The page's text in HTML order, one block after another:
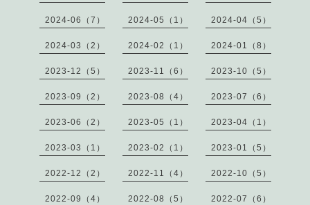
2024-06（7） 2024-05（1） 2024-04（5）
2024-03（2） 2024-02（1） 2024-01（8）
2023-12（5） 2023-11（6） 2023-10（5）
2023-09（2） 2023-08（4） 2023-07（6）
2023-06（2） 2023-05（1） 2023-04（1）
2023-03（1） 2023-02（1） 2023-01（5）
2022-12（2） 2022-11（4） 2022-10（5）
2022-09（4） 2022-08（5） 2022-07（6）